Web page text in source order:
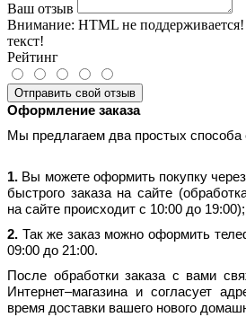
Ваш отзыв
Внимание: HTML не
текст!
Рейтинг
Отправить свой отзыв
Оформление заказа
Мы предлагаем два простых способа
1. Вы можете оформить покупку
быстрого заказа на сайте
на сайте происходит с 10:00 до 19:00);
2. Так же заказ можно оформить
09:00 до 21:00.
После обработки заказа с вами
Интернет–магазина и согласует
время доставки вашего нового